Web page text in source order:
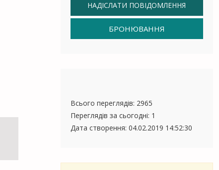
НАДІСЛАТИ ПОВІДОМЛЕННЯ
БРОНЮВАННЯ
Всього переглядів: 2965
Переглядів за сьогодні: 1
Дата створення: 04.02.2019 14:52:30